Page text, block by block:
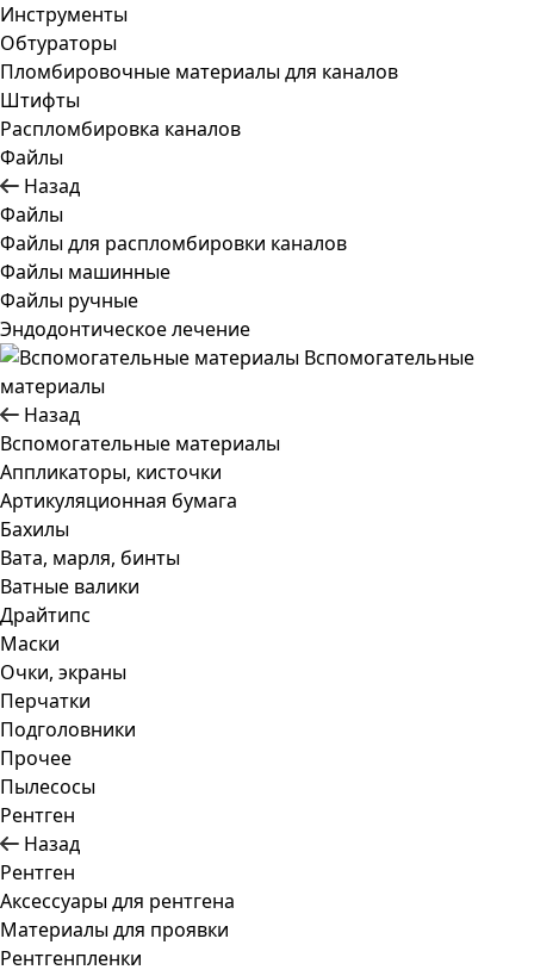
Инструменты
Обтураторы
Пломбировочные материалы для каналов
Штифты
Распломбировка каналов
Файлы
Назад
Файлы
Файлы для распломбировки каналов
Файлы машинные
Файлы ручные
Эндодонтическое лечение
Вспомогательные
материалы
Назад
Вспомогательные материалы
Аппликаторы, кисточки
Артикуляционная бумага
Бахилы
Вата, марля, бинты
Ватные валики
Драйтипс
Маски
Очки, экраны
Перчатки
Подголовники
Прочее
Пылесосы
Рентген
Назад
Рентген
Аксессуары для рентгена
Материалы для проявки
Рентгенпленки